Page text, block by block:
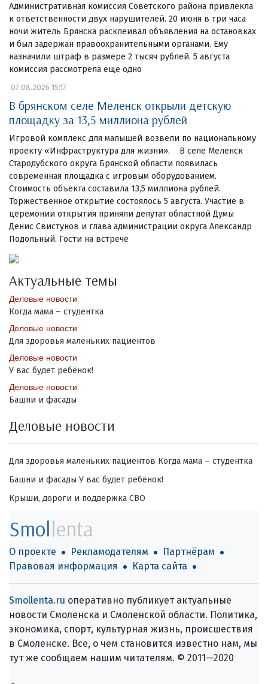
Административная комиссия Советского района привлекла
к ответственности двух нарушителей. 20 июня в три часа
ночи житель Брянска расклеивал объявления на остановках
и был задержан правоохранительными органами. Ему
назначили штраф в размере 2 тысяч рублей. 5 августа
комиссия рассмотрела еще одно
07.08.2026 15:17
В брянском селе Меленск открыли детскую
площадку за 13,5 миллиона рублей
Игровой комплекс для малышей возвели по национальному
проекту «Инфраструктура для жизни». В селе Меленск
Стародубского округа Брянской области появилась
современная площадка с игровым оборудованием.
Стоимость объекта составила 13,5 миллиона рублей.
Торжественное открытие состоялось 5 августа. Участие в
церемонии открытия приняли депутат областной Думы
Денис Свистунов и глава администрации округа Александр
Подольный. Гости на встрече
Актуальные темы
Деловые новости
Когда мама – студентка
Деловые новости
Для здоровья маленьких пациентов
Деловые новости
У вас будет ребёнок!
Деловые новости
Башни и фасады
Деловые новости
Для здоровья маленьких пациентов Когда мама – студентка
Башни и фасады У вас будет ребёнок!
Крыши, дороги и поддержка СВО
Smollenta
О проекте Рекламодателям
Партнёрам
Правовая информация
Карта сайта
Smollenta.ru оперативно публикует актуальные
новости Смоленска и Смоленской области. Политика,
экономика, спорт, культурная жизнь, происшествия
в Смоленске. Все, о чем становится известно нам, мы
тут же сообщаем нашим читателям. © 2011—2020